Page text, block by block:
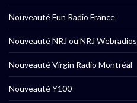
Nouveauté Fun Radio France
Nouveauté NRJ ou NRJ Webradios
Nouveauté Virgin Radio Montréal
Nouveauté Y100